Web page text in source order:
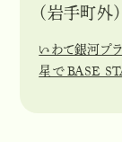
（岩手町外）
いわて銀河プ
星で BASE